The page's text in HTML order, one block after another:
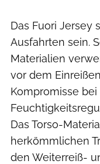
Das Fuori Jersey
Ausfahrten sein.
Materialien
vor dem
Kompromisse
Das Torso-
herkömmlichen
den Weiterreiß-